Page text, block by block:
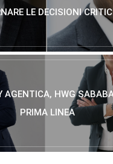
LE DECISIONI
AGENTICA, HWG
PRIMA LINEA